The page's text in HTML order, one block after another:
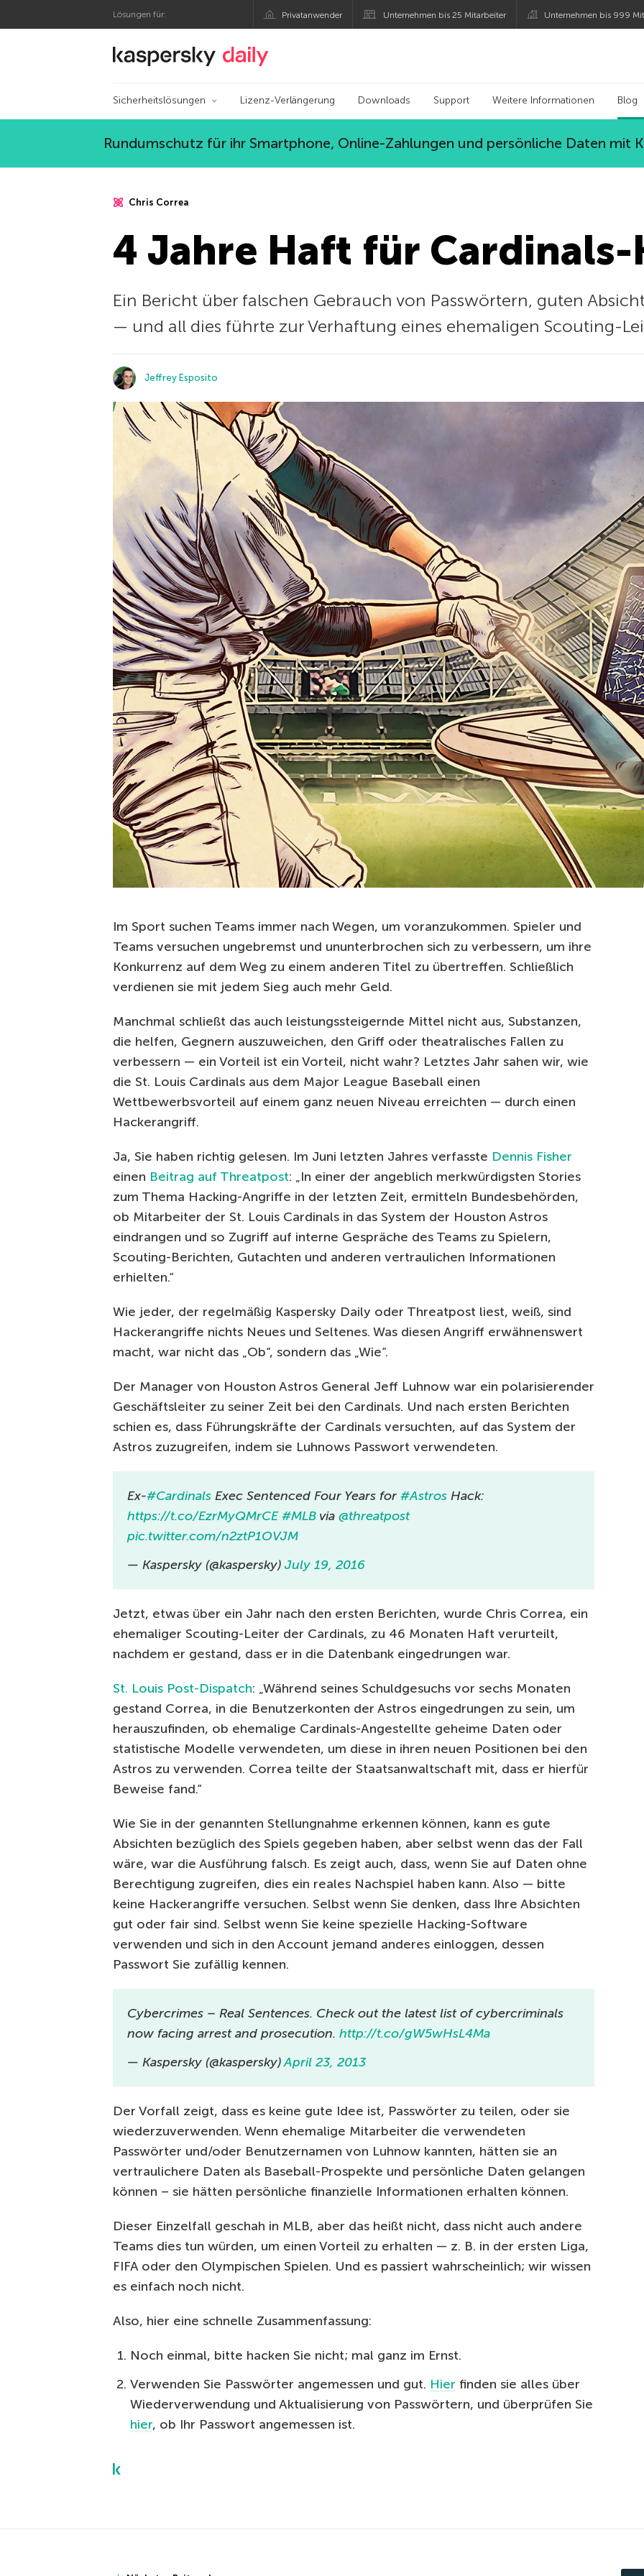
Lösungen für: Privatanwender Unternehmen bis 25 Mitarbeiter Unternehmen bis 999
Offizieller Blog von Kaspersky
Sicherheitslösungen Lizenz-Verlängerung Downloads Support Weitere Informationen Blog
Rundumschutz für ihr Smartphone, Online-Zahlungen und persönliche Daten mit
Chris Correa
4 Jahre Haft für Cardinals-
Ein Bericht über falschen Gebrauch von Passwörtern, guten
— und all dies führte zur Verhaftung eines ehemaligen Scouting-
Jeffrey Esposito
Im Sport suchen Teams immer nach Wegen, um voranzukommen. Spieler und
Teams versuchen ungebremst und ununterbrochen sich zu verbessern, um ihre
Konkurrenz auf dem Weg zu einem anderen Titel zu übertreffen. Schließlich
verdienen sie mit jedem Sieg auch mehr Geld.
Manchmal schließt das auch leistungssteigernde Mittel nicht aus, Substanzen,
die helfen, Gegnern auszuweichen, den Griff oder theatralisches Fallen zu
verbessern — ein Vorteil ist ein Vorteil, nicht wahr? Letztes Jahr sahen wir, wie
die St. Louis Cardinals aus dem Major League Baseball einen
Wettbewerbsvorteil auf einem ganz neuen Niveau erreichten — durch einen
Hackerangriff.
Ja, Sie haben richtig gelesen. Im Juni letzten Jahres verfasste Dennis Fisher
einen Beitrag auf Threatpost: „In einer der angeblich merkwürdigsten Stories
zum Thema Hacking-Angriffe in der letzten Zeit, ermitteln Bundesbehörden,
ob Mitarbeiter der St. Louis Cardinals in das System der Houston Astros
eindrangen und so Zugriff auf interne Gespräche des Teams zu Spielern,
Scouting-Berichten, Gutachten und anderen vertraulichen Informationen
erhielten.“
Wie jeder, der regelmäßig Kaspersky Daily oder Threatpost liest, weiß, sind
Hackerangriffe nichts Neues und Seltenes. Was diesen Angriff erwähnenswert
macht, war nicht das „Ob“, sondern das „Wie“.
Der Manager von Houston Astros General Jeff Luhnow war ein polarisierender
Geschäftsleiter zu seiner Zeit bei den Cardinals. Und nach ersten Berichten
schien es, dass Führungskräfte der Cardinals versuchten, auf das System der
Astros zuzugreifen, indem sie Luhnows Passwort verwendeten.
Ex-#Cardinals Exec Sentenced Four Years for #Astros Hack:
https://t.co/EzrMyQMrCE #MLB via @threatpost
pic.twitter.com/n2ztP1OVJM
— Kaspersky (@kaspersky) July 19, 2016
Jetzt, etwas über ein Jahr nach den ersten Berichten, wurde Chris Correa, ein
ehemaliger Scouting-Leiter der Cardinals, zu 46 Monaten Haft verurteilt,
nachdem er gestand, dass er in die Datenbank eingedrungen war.
St. Louis Post-Dispatch: „Während seines Schuldgesuchs vor sechs Monaten
gestand Correa, in die Benutzerkonten der Astros eingedrungen zu sein, um
herauszufinden, ob ehemalige Cardinals-Angestellte geheime Daten oder
statistische Modelle verwendeten, um diese in ihren neuen Positionen bei den
Astros zu verwenden. Correa teilte der Staatsanwaltschaft mit, dass er hierfür
Beweise fand.“
Wie Sie in der genannten Stellungnahme erkennen können, kann es gute
Absichten bezüglich des Spiels gegeben haben, aber selbst wenn das der Fall
wäre, war die Ausführung falsch. Es zeigt auch, dass, wenn Sie auf Daten ohne
Berechtigung zugreifen, dies ein reales Nachspiel haben kann. Also — bitte
keine Hackerangriffe versuchen. Selbst wenn Sie denken, dass Ihre Absichten
gut oder fair sind. Selbst wenn Sie keine spezielle Hacking-Software
verwenden und sich in den Account jemand anderes einloggen, dessen
Passwort Sie zufällig kennen.
Cybercrimes – Real Sentences. Check out the latest list of cybercriminals
now facing arrest and prosecution. http://t.co/gW5wHsL4Ma
— Kaspersky (@kaspersky)April 23, 2013
Der Vorfall zeigt, dass es keine gute Idee ist, Passwörter zu teilen, oder sie
wiederzuverwenden. Wenn ehemalige Mitarbeiter die verwendeten
Passwörter und/oder Benutzernamen von Luhnow kannten, hätten sie an
vertraulichere Daten als Baseball-Prospekte und persönliche Daten gelangen
können – sie hätten persönliche finanzielle Informationen erhalten können.
Dieser Einzelfall geschah in MLB, aber das heißt nicht, dass nicht auch andere
Teams dies tun würden, um einen Vorteil zu erhalten — z. B. in der ersten Liga,
FIFA oder den Olympischen Spielen. Und es passiert wahrscheinlich; wir wissen
es einfach noch nicht.
Also, hier eine schnelle Zusammenfassung:
Noch einmal, bitte hacken Sie nicht; mal ganz im Ernst.
Verwenden Sie Passwörter angemessen und gut. Hier finden sie alles über
Wiederverwendung und Aktualisierung von Passwörtern, und überprüfen Sie
hier, ob Ihr Passwort angemessen ist.